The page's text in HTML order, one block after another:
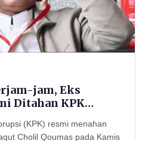
jam, Eks
Ditahan KPK
(KPK) resmi menahan
Cholil Qoumas pada Kamis